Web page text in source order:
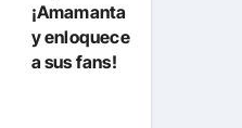
¡Amamanta
y enloquece
a sus fans!